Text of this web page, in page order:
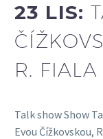
23 LIS:
R. FIALA
Talk show Show
Evou Čížkovskou,